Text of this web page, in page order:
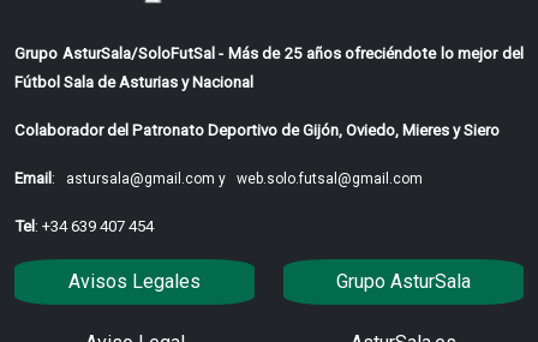
Grupo AsturSala/SoloFutSal - Más de 25 años ofreciéndote lo mejor del
Fútbol Sala de Asturias y Nacional
Colaborador del Patronato Deportivo de Gijón, Oviedo, Mieres y Siero
Email: astursala@gmail.com y web.solo.futsal@gmail.com
Tel: +34 639 407 454
Avisos Legales Grupo AsturSala